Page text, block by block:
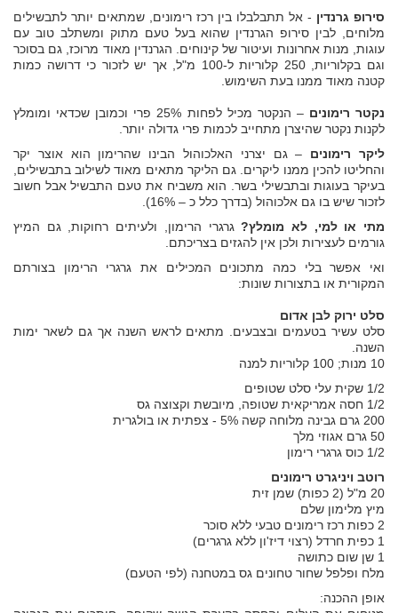
סירופ גרנדין - אל תתבלבלו בין רכז רימונים, שמתאים יותר לתבשילים
מלוחים, לבין סירופ הגרנדין שהוא בעל טעם מתוק ומשתלב טוב עם
עוגות, מנות אחרונות ועיטור של קינוחים. הגרנדין מאוד מרוכז, גם בסוכר
וגם בקלוריות, 250 קלוריות ל-100 מ"ל, אך יש לזכור כי דרושה כמות
קטנה מאוד ממנו בעת השימוש.
נקטר רימונים
– הנקטר מכיל לפחות 25% פרי וכמובן שכדאי ומומלץ
לקנות נקטר שהיצרן מתחייב לכמות פרי גדולה יותר.
ליקר רימונים – גם יצרני האלכוהול הבינו שהרימון הוא אוצר יקר
והחליטו להכין ממנו ליקרים. גם הליקר מתאים מאוד לשילוב בתבשילים,
בעיקר בעוגות ובתבשילי בשר. הוא משביח את טעם התבשיל אבל חשוב
לזכור שיש בו גם אלכוהול (בדרך כלל כ – 16%).
מתי או למי, לא מומלץ?גרגרי הרימון, ולעיתים רחוקות, גם המיץ
גורמים לעצירות ולכן אין להגזים בצריכתם.
ואי אפשר בלי כמה מתכונים המכילים את גרגרי הרימון בצורתם
המקורית או בתצורות שונות:
סלט ירוק לבן אדום
סלט עשיר בטעמים ובצבעים. מתאים לראש השנה אך גם לשאר ימות
השנה.
10 מנות; 100 קלוריות למנה
1/2 שקית עלי סלט שטופים
1/2 חסה אמריקאית שטופה, מיובשת וקצוצה גס
200 גרם גבינה מלוחה קשה 5% - צפתית או בולגרית
50 גרם אגוזי מלך
1/2 כוס גרגרי רימון
רוטב ויניגרט רימונים
20 מ"ל (2 כפות) שמן זית
מיץ מלימון שלם
2 כפות רכז רימונים טבעי ללא סוכר
1 כפית חרדל (רצוי דיז'ון ללא גרגרים)
1 שן שום כתושה
מלח ופלפל שחור טחונים גס במטחנה (לפי הטעם)
אופן ההכנה: